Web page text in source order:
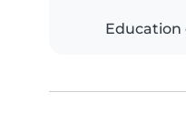
Education